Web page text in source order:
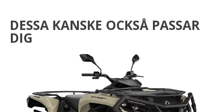
DESSA KANSKE OCKSÅ PASSAR
DIG